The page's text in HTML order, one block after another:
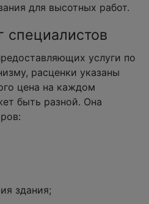
для высотных работ.
специалистов
услуги по
расценки указаны
цена на каждом
быть разной. Она
здания;